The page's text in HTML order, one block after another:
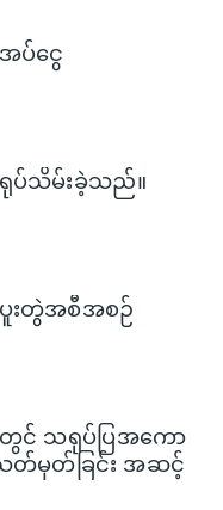
အပ်ငွေ
ရုပ်သိမ်းခဲ့သည်။
ပူးတွဲအစီအစဉ်
တွင် သရုပ်ပြအကော
သတ်မှတ်ခြင်း အဆင့်